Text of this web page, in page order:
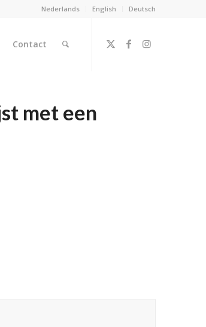
Nederlands English Deutsch
Contact
met een